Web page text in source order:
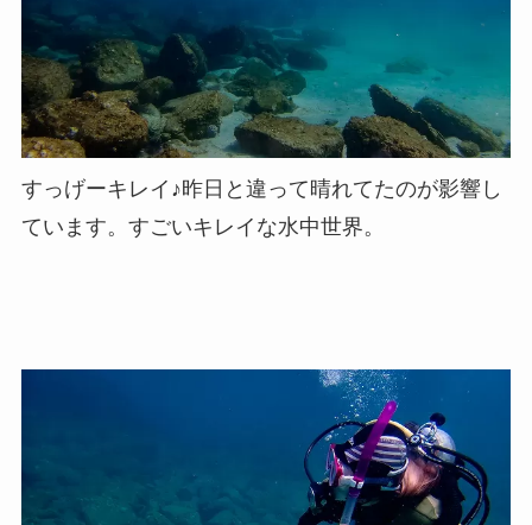
すっげーキレイ♪昨日と違って晴れてたのが影響し
ています。すごいキレイな水中世界。